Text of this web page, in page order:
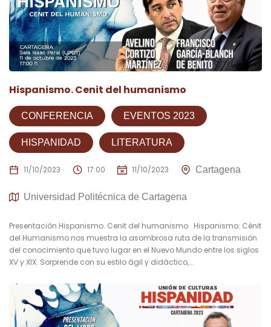
Hispanismo. Cenit del humanismo
CONFERENCIA EVENTOS 2023
HISPANIDAD LITERATURA
11/10/2023 17:00 11/10/2023 Cartagena
Universidad Politécnica de Cartagena
Presentación Hispanismo. Cenit del humanismo Hispanismo: Cénit
del Humanismo nos muestra la asombrosa ruta de la transmisión
del conocimiento que tuvo lugar en el Nuevo Mundo entre los siglos
XV y XIX. Sorprende con su estilo ágil y didáctico,...